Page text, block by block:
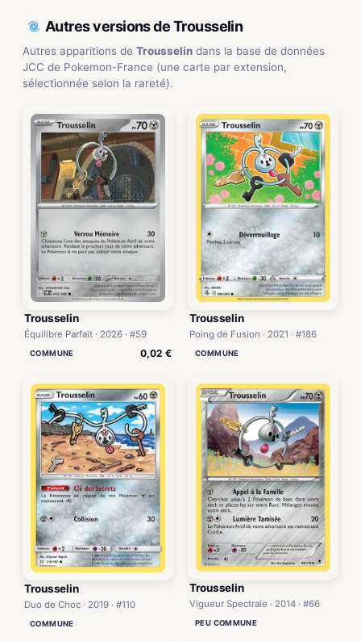
Autres versions de Trousselin
Autres apparitions de Trousselin dans la base de données
JCC de Pokemon-France (une carte par extension,
sélectionnée selon la rareté).
Trousselin
Équilibre Parfait · 2026 · #59
COMMUNE 0,02 €
Trousselin
Poing de Fusion · 2021 · #186
COMMUNE
Trousselin
Duo de Choc · 2019 · #110
COMMUNE
Trousselin
Vigueur Spectrale · 2014 · #66
PEU COMMUNE